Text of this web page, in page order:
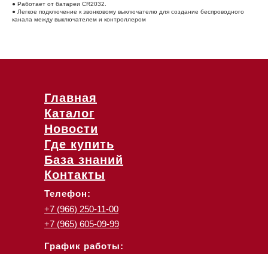
● Работает от батареи CR2032.
● Легкое подключение к звонковому выключателю для создание беспроводного
канала между выключателем и контроллером
Главная
Каталог
Где купить
База знаний
Новости
Контакты
Телефон:
График работы:
+7 (966) 250-11-00
+7 (965) 605-09-99